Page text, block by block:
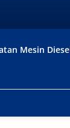
Mesin